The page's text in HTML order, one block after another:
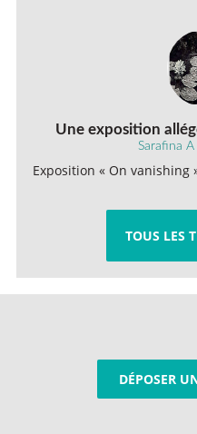
Une exposition
Sarafina
Exposition « On vanishing
TOUS LES
DÉPOSER